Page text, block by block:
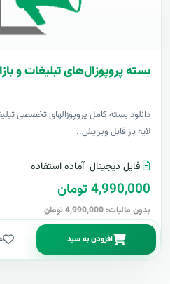
بسته پروپوزال‌های تبلیغات و
دانلود بسته کامل پروپوزالهای تخصصی
لایه باز قابل ویرایش..
فایل دیجیتال آماده استفاده
4,990,000 تومان
بدون مالیات: 4,990,000 تومان
افزودن به سبد